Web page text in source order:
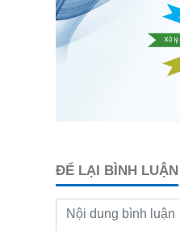
ĐỂ LẠI BÌNH LUẬN